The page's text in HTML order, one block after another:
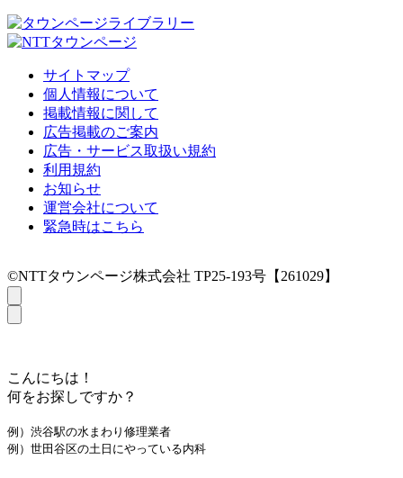
サイトマップ
個人情報について
掲載情報に関して
広告掲載のご案内
広告・サービス取扱い規約
利用規約
お知らせ
運営会社について
緊急時はこちら
©NTTタウンページ株式会社 TP25-193号【261029】
こんにちは！
何をお探しですか？
例）渋谷駅の水まわり修理業者
例）世田谷区の土日にやっている内科